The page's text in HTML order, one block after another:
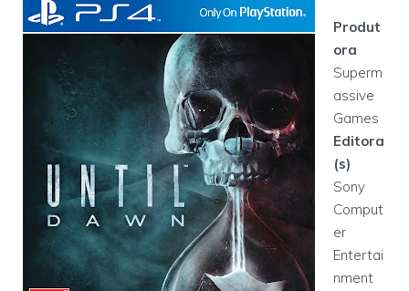
Produt
ora
Superm
assive
Games
Editora
(s)
Sony
Comput
er
Entertai
nment